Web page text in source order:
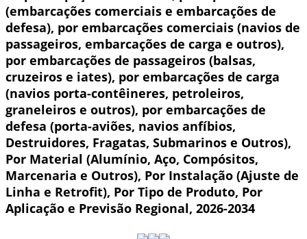
(embarcações comerciais e embarcações de
defesa), por embarcações comerciais (navios de
passageiros, embarcações de carga e outros),
por embarcações de passageiros (balsas,
cruzeiros e iates), por embarcações de carga
(navios porta-contêineres, petroleiros,
graneleiros e outros), por embarcações de
defesa (porta-aviões, navios anfíbios,
Destruidores, Fragatas, Submarinos e Outros),
Por Material (Alumínio, Aço, Compósitos,
Marcenaria e Outros), Por Instalação (Ajuste de
Linha e Retrofit), Por Tipo de Produto, Por
Aplicação e Previsão Regional, 2026-2034